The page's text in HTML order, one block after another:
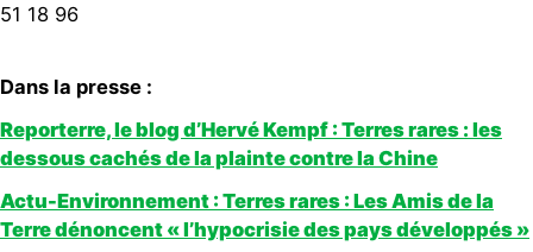
51 18 96
Dans la presse :
Reporterre, le blog d’Hervé Kempf : Terres rares : les
dessous cachés de la plainte contre la Chine
Actu-Environnement : Terres rares : Les Amis de la
Terre dénoncent « l’hypocrisie des pays développés »